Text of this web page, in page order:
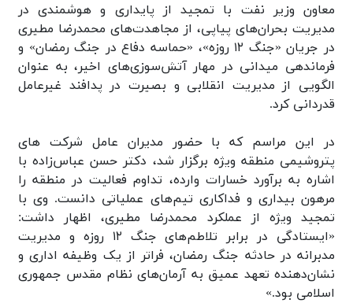
معاون وزیر نفت با تمجید از پایداری و هوشمندی در
مدیریت بحران‌های پیاپی، از مجاهدت‌های محمدرضا مطیری
در جریان «جنگ ۱۲ روزه»، «حماسه دفاع در جنگ رمضان» و
فرماندهی میدانی در مهار آتش‌سوزی‌های اخیر، به عنوان
الگویی از مدیریت انقلابی و بصیرت در پدافند غیرعامل
قدردانی کرد.
در این مراسم که با حضور مدیران عامل شرکت های
پتروشیمی منطقه ویژه برگزار شد، دکتر حسن عباس‌زاده با
اشاره به برآورد خسارات وارده، تداوم فعالیت در منطقه را
مرهون بیداری و فداکاری تیم‌های عملیاتی دانست. وی با
تمجید ویژه از عملکرد محمدرضا مطیری، اظهار داشت:
«ایستادگی در برابر تلاطم‌های جنگ ۱۲ روزه و مدیریت
مدبرانه در حادثه جنگ رمضان، فراتر از یک وظیفه اداری و
نشان‌دهنده تعهد عمیق به آرمان‌های نظام مقدس جمهوری
اسلامی بود.»